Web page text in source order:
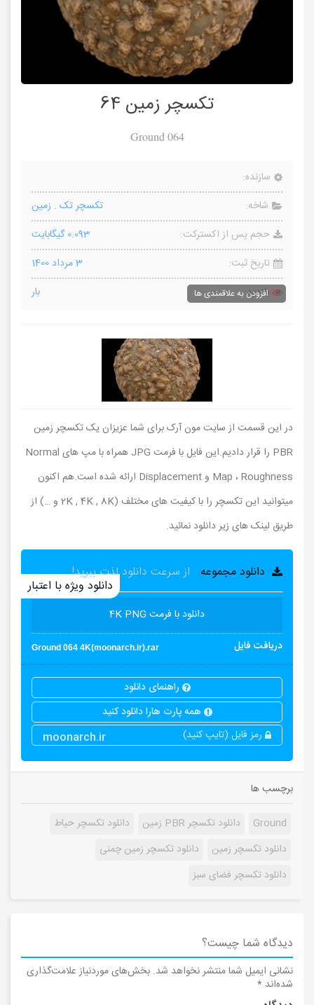
تکسچر زمین 64
Ground 064
سازنده:
شاخه:
تکسچر تک . زمین
حجم پس از اکسترکت:
0.093 گیگابایت
تاریخ ثبت:
3 مرداد 1400
بازدید:
بار افزودن به علاقمندی ها
در این قسمت از سایت مون آرک برای شما عزیزان یک تکسچر زمین
PBR را قرار دادیم.این فایل با فرمت JPG همراه با مپ های Normal
Map ، Roughness و Displacement ارائه شده است.هم اکنون
میتوانید این تکسچر را با کیفیت های مختلف (2K , 4K , 8K و …) از
طریق لینک های زیر دانلود نمائید.
دانلود مجموعه از سرعت دانلود لذت ببرید!
دانلود ویژه با اعتبار
دانلود با فرمت 4K PNG
دریافت فایل
Ground 064 4K(moonarch.ir).rar
راهنمای دانلود
همه پارت هارا دانلود کنید
رمز فایل (تایپ کنید)
moonarch.ir
برچسب ها
Ground دانلود تکسچر PBR زمین
دانلود تکسچر حیاط
دانلود تکسچر زمین
دانلود تکسچر زمین چمنی
دانلود تکسچر فضای سبز
دیدگاه شما چیست؟
نشانی ایمیل شما منتشر نخواهد شد. بخش‌های موردنیاز علامت‌گذاری
شده‌اند *